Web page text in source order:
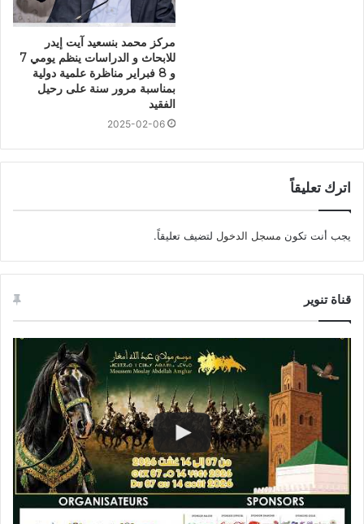
مركز محمد بنسعيد آيت إيدر
للابحاث و الدراسات ينظم يومي 7
و 8 فبراير مناظرة علمية دولية
بمناسبة مرور سنة على رحيل
الفقيد
2025-02-06
اترك تعليقاً
يجب أنت تكون مسجل الدخول لتضيف تعليقاً.
قناة تنوير